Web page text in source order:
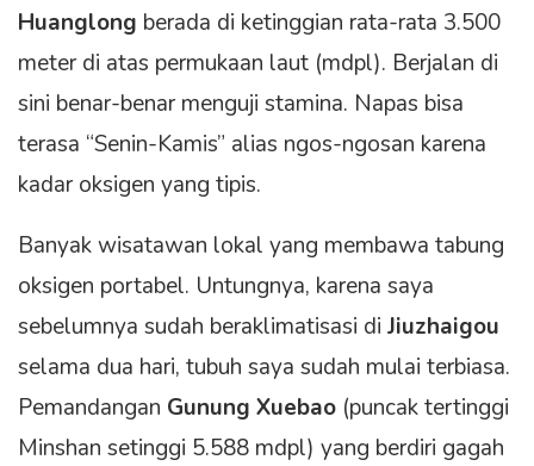
Huanglong berada di ketinggian rata-rata 3.500
meter di atas permukaan laut (mdpl). Berjalan di
sini benar-benar menguji stamina. Napas bisa
terasa “Senin-Kamis” alias ngos-ngosan karena
kadar oksigen yang tipis.
Banyak wisatawan lokal yang membawa tabung
oksigen portabel. Untungnya, karena saya
sebelumnya sudah beraklimatisasi di Jiuzhaigou
selama dua hari, tubuh saya sudah mulai terbiasa.
Pemandangan Gunung Xuebao (puncak tertinggi
Minshan setinggi 5.588 mdpl) yang berdiri gagah